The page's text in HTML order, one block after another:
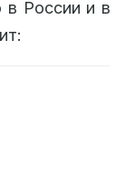
в России и в